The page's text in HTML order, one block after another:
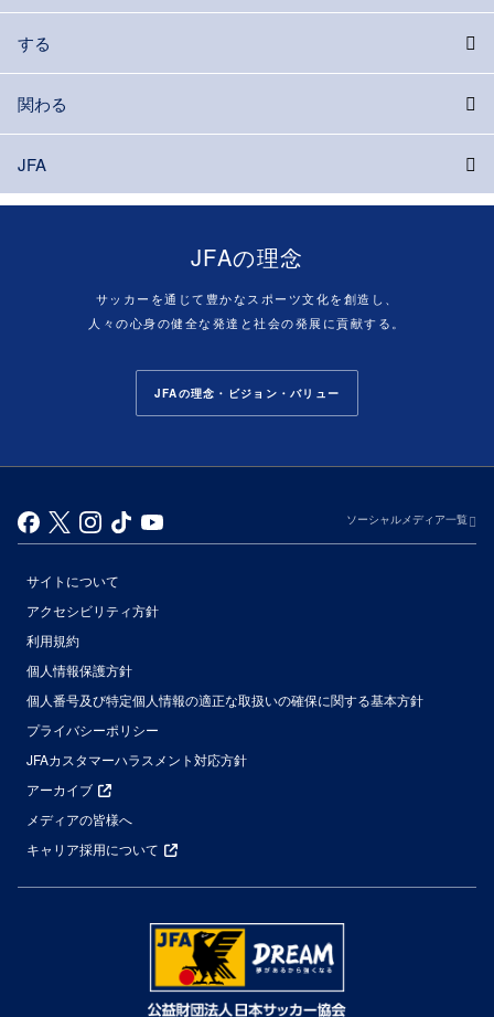
する
関わる
JFA
JFAの理念
サッカーを通じて豊かなスポーツ文化を創造し、
人々の心身の健全な発達と社会の発展に貢献する。
JFAの理念・ビジョン・バリュー
ソーシャルメディア一覧
サイトについて
アクセシビリティ方針
利用規約
個人情報保護方針
個人番号及び特定個人情報の適正な取扱いの確保に関する基本方針
プライバシーポリシー
JFAカスタマーハラスメント対応方針
アーカイブ
メディアの皆様へ
キャリア採用について